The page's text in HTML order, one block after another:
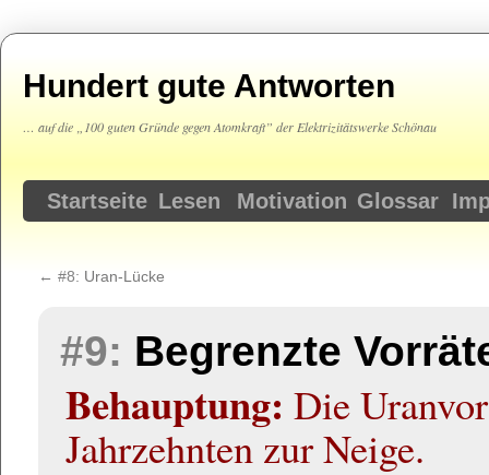
Hundert gute Antworten
… auf die „100 guten Gründe gegen Atomkraft” der Elektrizitätswerke Schönau
Springe
Inhalt
Startseite Lesen Motivation Glossar
← #8: Uran-Lücke
#9: Begrenzte
Behauptung: Die
Jahrzehnten zur Neige.